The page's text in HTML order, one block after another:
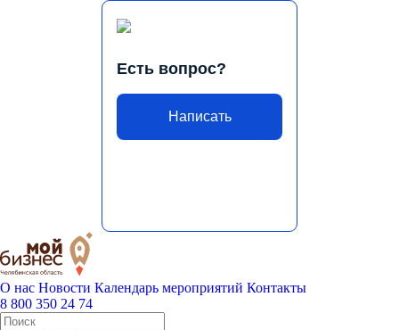
Есть вопрос?
Написать
О нас Новости Календарь мероприятий Контакты
8 800 350 24 74